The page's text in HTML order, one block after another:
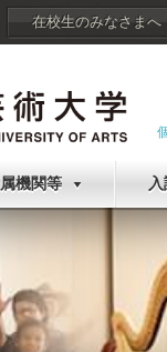
在校生のみなさまへ
機関等 入